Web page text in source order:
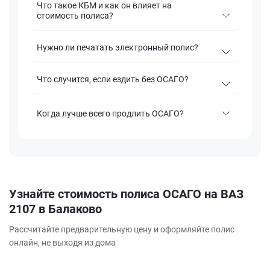
Что такое КБМ и как он влияет на
стоимость полиса?
Нужно ли печатать электронный полис?
Что случится, если ездить без ОСАГО?
Когда лучше всего продлить ОСАГО?
Узнайте стоимость полиса ОСАГО на ВАЗ
2107 в Балаково
Рассчитайте предварительную цену и оформляйте полис
онлайн, не выходя из дома